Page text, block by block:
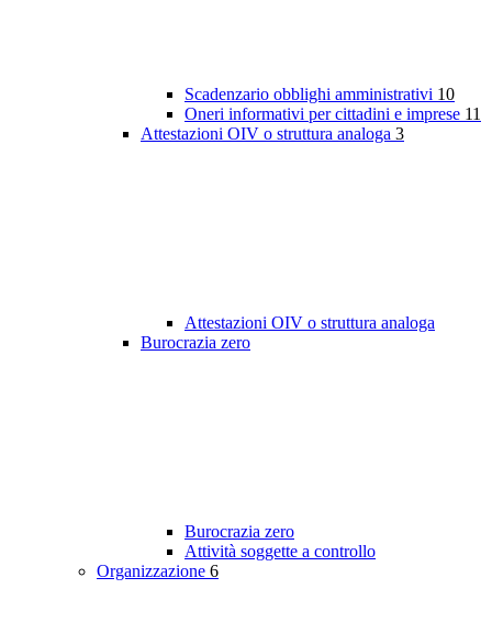
Scadenzario obblighi amministrativi 10
Oneri informativi per cittadini e imprese 11
Attestazioni OIV o struttura analoga 3
Attestazioni OIV o struttura analoga
Burocrazia zero
Burocrazia zero
Attività soggette a controllo
Organizzazione 6